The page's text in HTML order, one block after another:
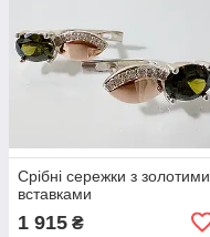
Срібні сережки з золотими
вставками
1 915 ₴